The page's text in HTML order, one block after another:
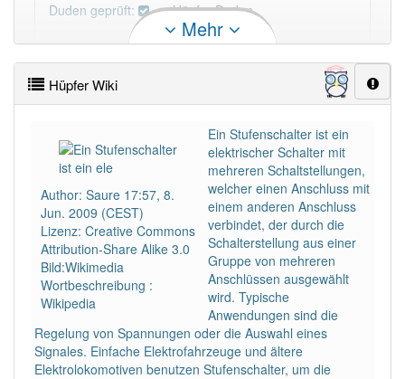
Duden geprüft: Hüpfer Duden
PowerIndex:7
Häufigkeit: 4 von 10
Wörter mit Endung -hüpfer : 3
Wörter mit Endung-hüpfer
aber mit einem anderen
Artikelder: 0
90% unserer Spielapp-Nutzer haben den Artikel
korrekt erraten.
Mehr
Hüpfer Wiki
Author: Saure 17:57, 8.
Jun. 2009 (CEST)
Lizenz: Creative Commons
Attribution-Share Alike 3.0
Bild:Wikimedia
Wortbeschreibung :
Wikipedia
Ein Stufenschalter ist ein
elektrischer Schalter mit
mehreren Schaltstellungen,
welcher einen Anschluss mit
einem anderen Anschluss
verbindet, der durch die
Schalterstellung aus einer
Gruppe von mehreren
Anschlüssen ausgewählt
wird. Typische
Anwendungen sind die
Regelung von Spannungen oder die Auswahl eines
Signales. Einfache Elektrofahrzeuge und ältere
Elektrolokomotiven benutzen Stufenschalter, um die